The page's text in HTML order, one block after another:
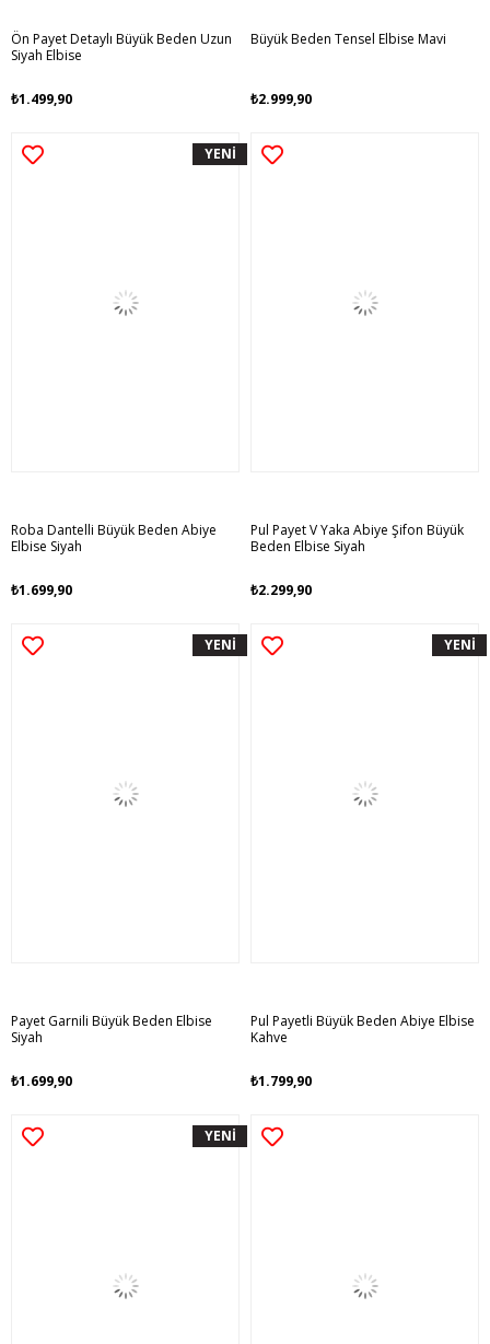
Ön Payet Detaylı Büyük Beden Uzun
Siyah Elbise
₺1.499,90
Büyük Beden Tensel Elbise Mavi
₺2.999,90
Roba Dantelli Büyük Beden Abiye
Elbise Siyah
₺1.699,90
YENİ
Pul Payet V Yaka Abiye Şifon Büyük
Beden Elbise Siyah
₺2.299,90
Payet Garnili Büyük Beden Elbise
Siyah
₺1.699,90
YENİ
Pul Payetli Büyük Beden Abiye Elbise
Kahve
₺1.799,90
YENİ
YENİ